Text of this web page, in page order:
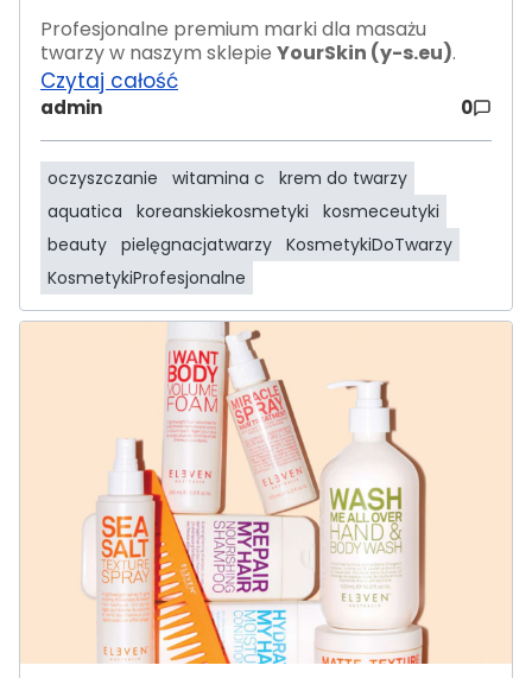
Profesjonalne premium marki dla masażu
twarzy w naszym sklepie YourSkin (y-s.eu).
Czytaj całość
admin 0
oczyszczanie witamina c
krem do twarzy
aquatica
koreanskiekosmetyki
kosmeceutyki
beauty pielęgnacjatwarzy KosmetykiDoTwarzy
KosmetykiProfesjonalne